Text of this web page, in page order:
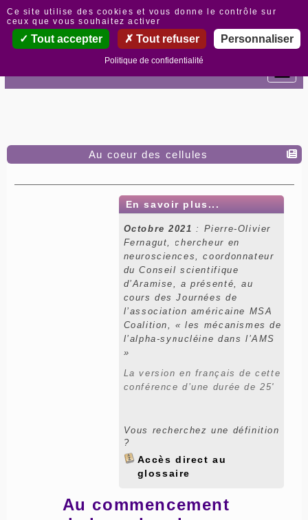
Au coeur des cellules
En savoir plus...
Octobre 2021 : Pierre-Olivier
Fernagut, chercheur en
neurosciences, coordonnateur
du Conseil scientifique
d’Aramise, a présenté, au
cours des Journées de
l’association américaine MSA
Coalition, « les mécanismes de
l’alpha-synucléine dans l’AMS
»
La version en français de cette
conférence d’une durée de 25'
Vous recherchez une définition
?
Accès direct au
glossaire
Au commencement
Panneau de gestion des cookies
Ce site utilise des cookies et vous donne le contrôle sur
ceux que vous souhaitez activer
Tout accepter Tout refuser Personnaliser
Politique de confidentialité